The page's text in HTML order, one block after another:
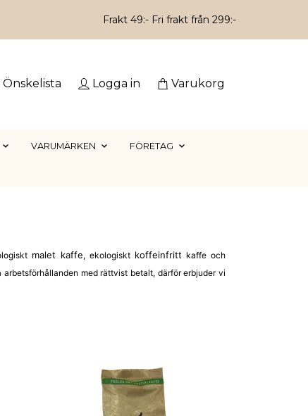
Frakt 49:- Fri frakt från 299:-
Önskelista Logga in Varukorg
VARUMÄRKEN FÖRETAG
malet kaffe, ekologiskt koffeinfritt kaffe och
med rättvist betalt, därför erbjuder vi